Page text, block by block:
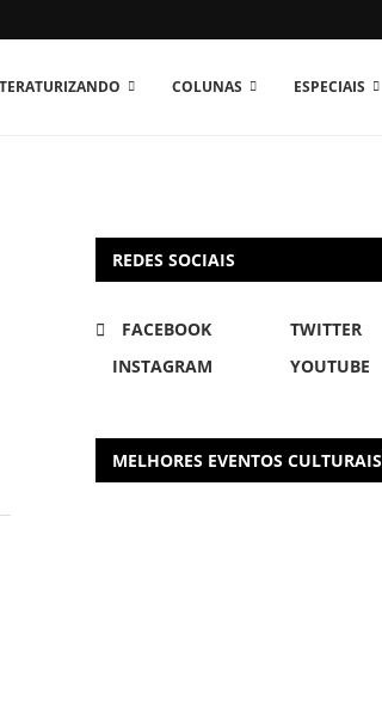
COLUNAS ESPECIAIS
REDES SOCIAIS
FACEBOOK
TWITTER
INSTAGRAM
YOUTUBE
MELHORES EVENTOS CULTURAIS